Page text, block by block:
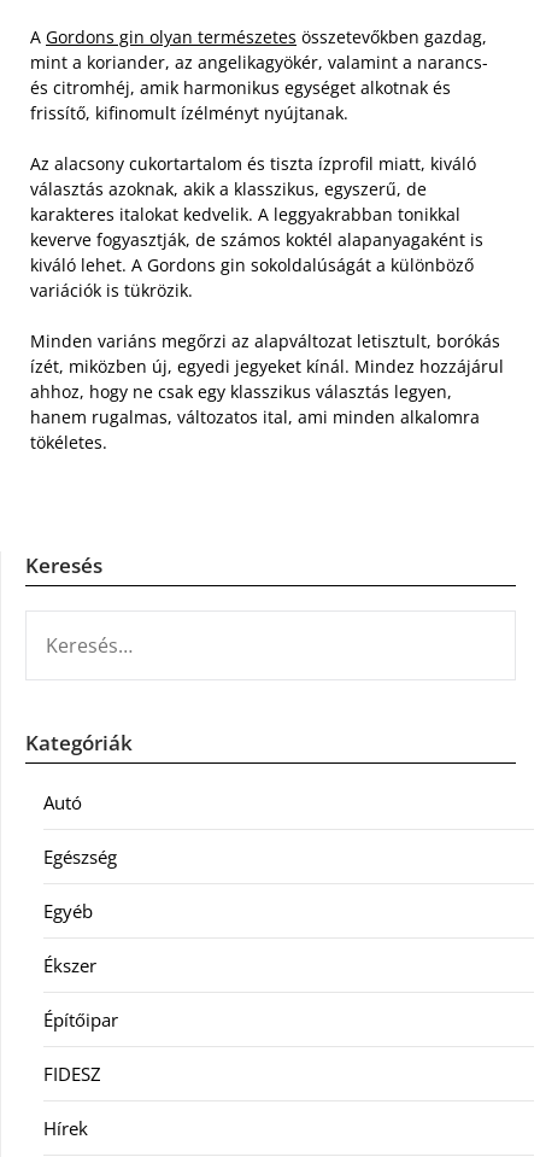
A Gordons gin olyan természetes összetevőkben gazdag,
mint a koriander, az angelikagyökér, valamint a narancs-
és citromhéj, amik harmonikus egységet alkotnak és
frissítő, kifinomult ízélményt nyújtanak.
Az alacsony cukortartalom és tiszta ízprofil miatt, kiváló
választás azoknak, akik a klasszikus, egyszerű, de
karakteres italokat kedvelik. A leggyakrabban tonikkal
keverve fogyasztják, de számos koktél alapanyagaként is
kiváló lehet. A Gordons gin sokoldalúságát a különböző
variációk is tükrözik.
Minden variáns megőrzi az alapváltozat letisztult, borókás
ízét, miközben új, egyedi jegyeket kínál. Mindez hozzájárul
ahhoz, hogy ne csak egy klasszikus választás legyen,
hanem rugalmas, változatos ital, ami minden alkalomra
tökéletes.
Keresés
Kategóriák
Autó
Egészség
Egyéb
Ékszer
Építőipar
FIDESZ
Hírek